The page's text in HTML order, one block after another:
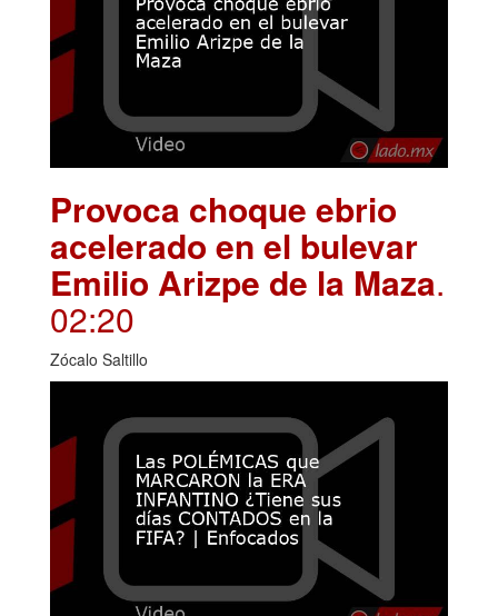
Provoca choque ebrio
acelerado en el bulevar
Emilio Arizpe de la Maza.
02:20
Zócalo Saltillo